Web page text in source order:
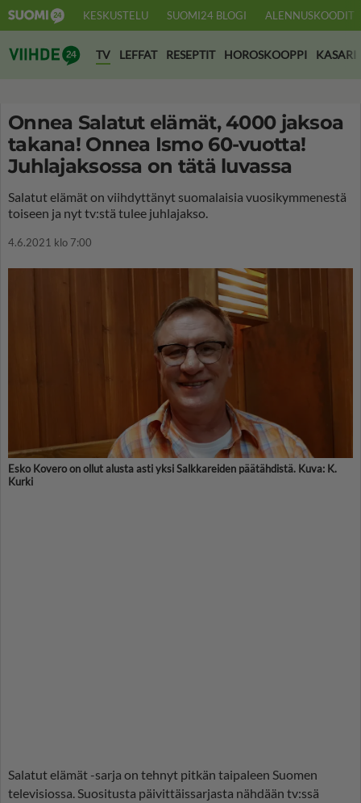
KESKUSTELU SUOMI24 BLOGI ALENNUSKOODIT
Suomi24 Viihde
TV LEFFAT RESEPTIT HOROSKOOPPI KASARI
Onnea Salatut elämät, 4000 jaksoa
takana! Onnea Ismo 60-vuotta!
Juhlajaksossa on tätä luvassa
Salatut elämät on viihdyttänyt suomalaisia vuosikymmenestä
toiseen ja nyt tv:stä tulee juhlajakso.
4.6.2021 klo 7:00
Esko Kovero on ollut alusta asti yksi Salkkareiden päätähdistä. Kuva: K.
Kurki
Salatut elämät -sarja on tehnyt pitkän taipaleen Suomen
televisiossa. Suositusta päivittäissarjasta nähdään tv:ssä